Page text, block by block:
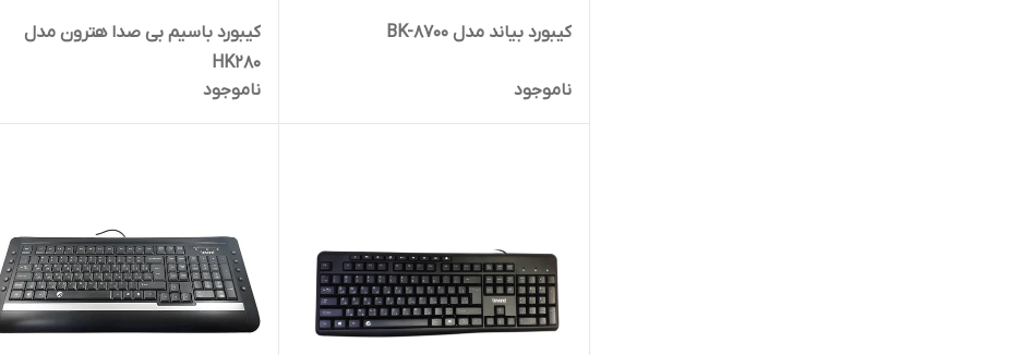
کیبورد بیاند مدل BK-8700
ناموجود
کیبورد باسیم بی صدا هترون مدل
HK280
ناموجود